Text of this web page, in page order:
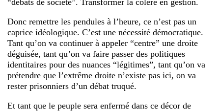
“débats de société”. Transformer la colère en gestion.
Donc remettre les pendules à l’heure, ce n’est pas un
caprice idéologique. C’est une nécessité démocratique.
Tant qu’on va continuer à appeler “centre” une droite
déguisée, tant qu’on va faire passer des politiques
identitaires pour des nuances “légitimes”, tant qu’on va
prétendre que l’extrême droite n’existe pas ici, on va
rester prisonniers d’un débat truqué.
Et tant que le peuple sera enfermé dans ce décor de